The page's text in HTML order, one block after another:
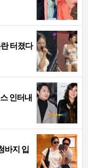
터졌다
인터내
바지 입